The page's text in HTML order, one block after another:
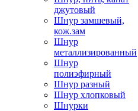
джутовый
Шнур замшевый,
кож.зам
Шнур
металлизированный
Шнур
полиэфирный
Шнур разный
Шнур хлопковый
Шнурки